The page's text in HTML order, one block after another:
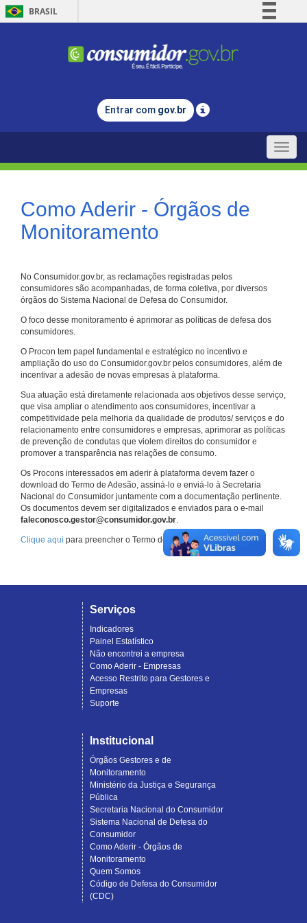
BRASIL
Comunica BR
Legislação
Entrar com gov.br
Toggle
Como Aderir - Órgãos de
Monitoramento
No Consumidor.gov.br, as reclamações registradas pelos
consumidores são acompanhadas, de forma coletiva, por diversos
órgãos do Sistema Nacional de Defesa do Consumidor.
O foco desse monitoramento é aprimorar as políticas de defesa dos
consumidores.
O Procon tem papel fundamental e estratégico no incentivo e
ampliação do uso do Consumidor.gov.br pelos consumidores, além de
incentivar a adesão de novas empresas à plataforma.
Sua atuação está diretamente relacionada aos objetivos desse serviço,
que visa ampliar o atendimento aos consumidores, incentivar a
competitividade pela melhoria da qualidade de produtos/ serviços e do
relacionamento entre consumidores e empresas, aprimorar as políticas
de prevenção de condutas que violem direitos do consumidor e
promover a transparência nas relações de consumo.
Os Procons interessados em aderir à plataforma devem fazer o
download do Termo de Adesão, assiná-lo e enviá-lo à Secretaria
Nacional do Consumidor juntamente com a documentação pertinente.
Os documentos devem ser digitalizados e enviados para o e-mail
faleconosco.gestor@consumidor.gov.br.
Clique aqui para preencher o Termo de Adesão.
Serviços
Indicadores
Painel Estatístico
Não encontrei a empresa
Como Aderir - Empresas
Acesso Restrito para Gestores e
Empresas
Suporte
Institucional
Órgãos Gestores e de
Monitoramento
Ministério da Justiça e Segurança
Pública
Secretaria Nacional do Consumidor
Sistema Nacional de Defesa do
Consumidor
Como Aderir - Órgãos de
Monitoramento
Quem Somos
Código de Defesa do Consumidor
(CDC)